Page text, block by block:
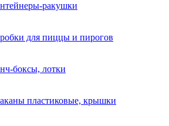
ракушки
для пиццы и пирогов
боксы, лотки
пластиковые, крышки